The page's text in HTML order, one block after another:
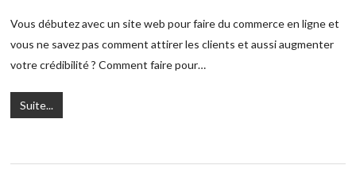
Vous débutez avec un site web pour faire du commerce en ligne et
vous ne savez pas comment attirer les clients et aussi augmenter
votre crédibilité ? Comment faire pour…
Suite...